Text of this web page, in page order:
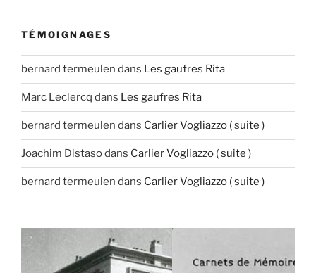
TÉMOIGNAGES
bernard termeulen dans Les gaufres Rita
Marc Leclercq dans Les gaufres Rita
bernard termeulen dans Carlier Vogliazzo ( suite )
Joachim Distasodans Carlier Vogliazzo ( suite )
bernard termeulen dans Carlier Vogliazzo ( suite )